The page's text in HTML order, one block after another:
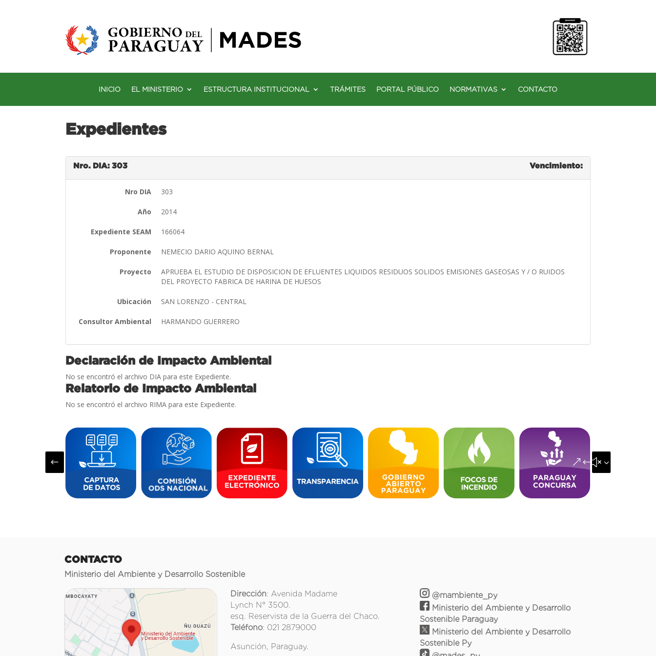
INICIO EL MINISTERIO ESTRUCTURA INSTITUCIONAL TRÁMITES PORTAL PÚBLICO NORMATIVAS CONTACTO
Expedientes
Nro. DIA: 303 Vencimiento:
Nro DIA 303
Año 2014
Expediente SEAM 166064
Proponente NEMECIO DARIO AQUINO BERNAL
Proyecto
APRUEBA EL ESTUDIO DE DISPOSICION DE EFLUENTES LIQUIDOS RESIDUOS SOLIDOS EMISIONES GASEOSAS Y / O RUIDOS
DEL PROYECTO FABRICA DE HARINA DE HUESOS
Ubicación SAN LORENZO - CENTRAL
Consultor Ambiental HARMANDO GUERRERO
Declaración de Impacto Ambiental
No se encontró el archivo DIA para este Expediente.
Relatorio de Impacto Ambiental
No se encontró el archivo RIMA para este Expediente.
# &#x35;
CONTACTO
Ministerio del Ambiente y Desarrollo Sostenible
Dirección: Avenida Madame
Lynch N° 3500.
esq. Reservista de la Guerra del Chaco.
Teléfono: 021 2879000
Asunción, Paraguay.
@mambiente_py
Ministerio del Ambiente y Desarrollo
Sostenible Paraguay
Ministerio del Ambiente y Desarrollo
Sostenible Py